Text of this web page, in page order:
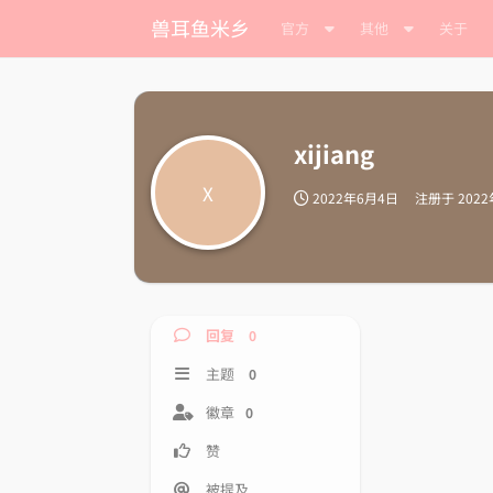
兽耳鱼米乡 官方 其他 关于
X
xijiang
2022年6月4日 注册于2022
回复 0
主题 0
徽章 0
赞